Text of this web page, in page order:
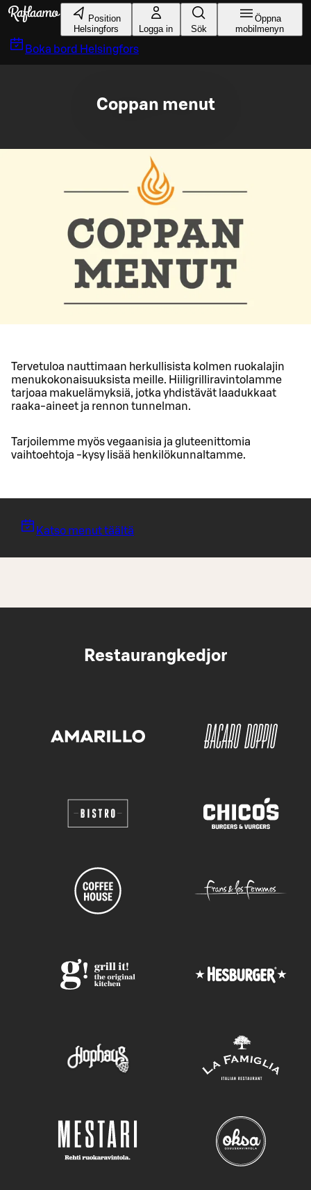
Gå till huvudinnehållet
Position
Helsingfors
Logga in Sök
Öppna
mobilmenyn
Boka bord Helsingfors
Coppan menut
Tervetuloa nauttimaan herkullisista kolmen ruokalajin
menukokonaisuuksista meille. Hiiligrilliravintolamme
tarjoaa makuelämyksiä, jotka yhdistävät laadukkaat
raaka-aineet ja rennon tunnelman.
Tarjoilemme myös vegaanisia ja gluteenittomia
vaihtoehtoja -kysy lisää henkilökunnaltamme.
Katso menut täältä
Restaurangkedjor